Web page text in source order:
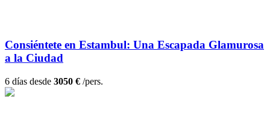
Consiéntete en Estambul: Una Escapada Glamurosa
a la Ciudad
6 días desde 3050 € /pers.